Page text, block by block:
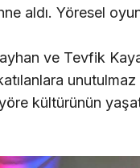
aldı. Yöresel
ve Tevfik
kültürünün